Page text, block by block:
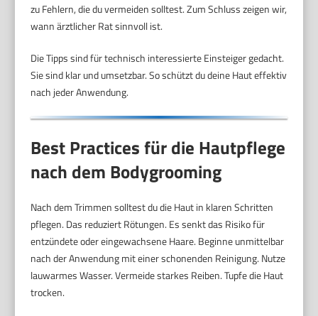
zu Fehlern, die du vermeiden solltest. Zum Schluss zeigen wir,
wann ärztlicher Rat sinnvoll ist.
Die Tipps sind für technisch interessierte Einsteiger gedacht.
Sie sind klar und umsetzbar. So schützt du deine Haut effektiv
nach jeder Anwendung.
Best Practices für die Hautpflege
nach dem Bodygrooming
Nach dem Trimmen solltest du die Haut in klaren Schritten
pflegen. Das reduziert Rötungen. Es senkt das Risiko für
entzündete oder eingewachsene Haare. Beginne unmittelbar
nach der Anwendung mit einer schonenden Reinigung. Nutze
lauwarmes Wasser. Vermeide starkes Reiben. Tupfe die Haut
trocken.